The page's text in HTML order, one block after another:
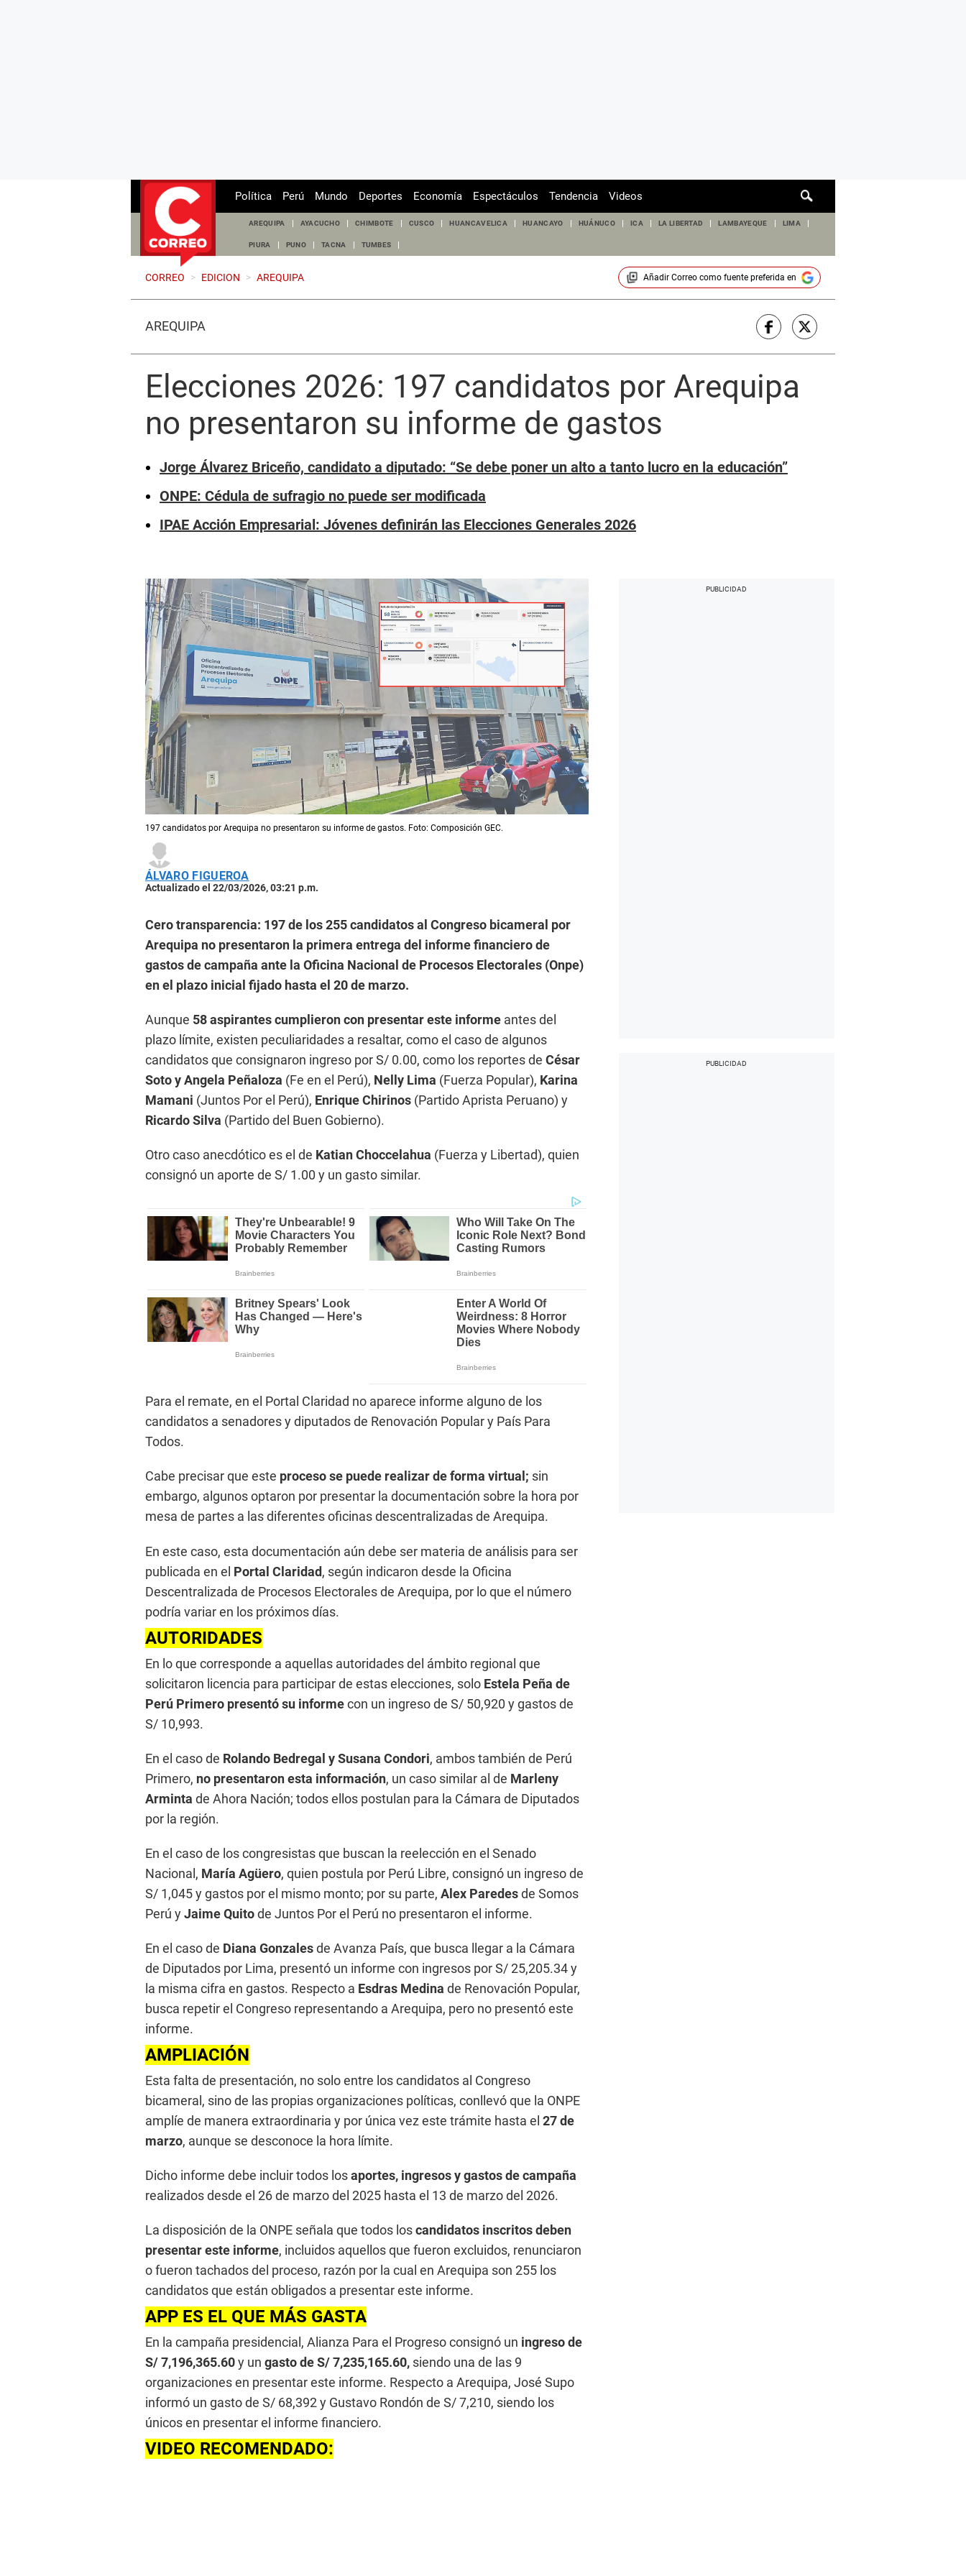
de
Política Perú Mundo Deportes Economía Espectáculos Tendencia Videos
AREQUIPA AYACUCHO CHIMBOTE CUSCO HUANCAVELICA HUANCAYO HUÁNUCO ICA LA LIBERTAD LAMBAYEQUE LIMA
PIURA PUNO TACNA TUMBES
CORREO > EDICION > AREQUIPA Añadir Correocomo fuente preferida en
AREQUIPA
Elecciones 2026: 197 candidatos por Arequipa
no presentaron su informe de gastos
Jorge Álvarez Briceño, candidato a diputado: “Se debe poner un alto a tanto lucro en la educación”
ONPE: Cédula de sufragio no puede ser modificada
IPAE Acción Empresarial: Jóvenes definirán las Elecciones Generales 2026
197 candidatos por Arequipa no presentaron su informe de gastos. Foto: Composición GEC.
ÁLVARO FIGUEROA
Actualizado el 22/03/2026, 03:21 p.m.
Cero transparencia: 197 de los 255 candidatos al Congreso bicameral por
Arequipa no presentaron la primera entrega del informe financiero de
gastos de campaña ante la Oficina Nacional de Procesos Electorales (Onpe)
en el plazo inicial fijado hasta el 20 de marzo.
Aunque 58 aspirantes cumplieron con presentar este informe antes del
plazo límite, existen peculiaridades a resaltar, como el caso de algunos
candidatos que consignaron ingreso por S/ 0.00, como los reportes de César
Soto y Angela Peñaloza (Fe en el Perú), Nelly Lima (Fuerza Popular), Karina
Mamani (Juntos Por el Perú), Enrique Chirinos (Partido Aprista Peruano) y
Ricardo Silva (Partido del Buen Gobierno).
Otro caso anecdótico es el de Katian Choccelahua (Fuerza y Libertad), quien
consignó un aporte de S/ 1.00 y un gasto similar.
Para el remate, en el Portal Claridad no aparece informe alguno de los
candidatos a senadores y diputados de Renovación Popular y País Para
Todos.
Cabe precisar que este proceso se puede realizar de forma virtual; sin
embargo, algunos optaron por presentar la documentación sobre la hora por
mesa de partes a las diferentes oficinas descentralizadas de Arequipa.
En este caso, esta documentación aún debe ser materia de análisis para ser
publicada en el Portal Claridad, según indicaron desde la Oficina
Descentralizada de Procesos Electorales de Arequipa, por lo que el número
podría variar en los próximos días.
AUTORIDADES
En lo que corresponde a aquellas autoridades del ámbito regional que
solicitaron licencia para participar de estas elecciones, solo Estela Peña de
Perú Primero presentó su informecon un ingreso de S/ 50,920 y gastos de
S/ 10,993.
En el caso de Rolando Bedregal y Susana Condori, ambos también de Perú
Primero, no presentaron esta información, un caso similar al de Marleny
Arminta de Ahora Nación; todos ellos postulan para la Cámara de Diputados
por la región.
En el caso de los congresistas que buscan la reelección en el Senado
Nacional, María Agüero, quien postula por Perú Libre, consignó un ingreso de
S/ 1,045 y gastos por el mismo monto; por su parte, Alex Paredesde Somos
Perú yJaime Quitode Juntos Por el Perú no presentaron el informe.
En el caso de Diana Gonzalesde Avanza País, que busca llegar a la Cámara
de Diputados por Lima, presentó un informe con ingresos por S/ 25,205.34 y
la misma cifra en gastos. Respecto a Esdras Medina de Renovación Popular,
busca repetir el Congreso representando a Arequipa, pero no presentó este
informe.
AMPLIACIÓN
Esta falta de presentación, no solo entre los candidatos al Congreso
bicameral, sino de las propias organizaciones políticas, conllevó que la ONPE
amplíe de manera extraordinaria y por única vez este trámite hasta el 27 de
marzo, aunque se desconoce la hora límite.
Dicho informe debe incluir todos losaportes, ingresos y gastos de campaña
realizados desde el 26 de marzo del 2025 hasta el 13 de marzo del 2026.
La disposición de la ONPE señala que todos loscandidatos inscritos deben
presentar este informe, incluidos aquellos que fueron excluidos, renunciaron
o fueron tachados del proceso, razón por la cual en Arequipa son 255 los
candidatos que están obligados a presentar este informe.
APP ES EL QUE MÁS GASTA
En la campaña presidencial, Alianza Para el Progreso consignó un ingreso de
S/ 7,196,365.60y un gasto de S/ 7,235,165.60, siendo una de las 9
organizaciones en presentar este informe. Respecto a Arequipa, José Supo
informó un gasto de S/ 68,392 y Gustavo Rondón de S/ 7,210, siendo los
únicos en presentar el informe financiero.
VIDEO RECOMENDADO: